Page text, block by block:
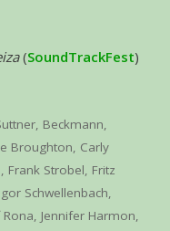
(SoundTrackFest)
, Beckmann,
Broughton, Carly
, Frank Strobel, Fritz
Schwellenbach,
Rona, Jennifer Harmon,